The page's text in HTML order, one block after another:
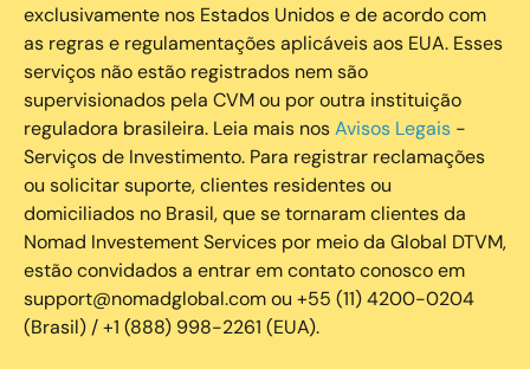
exclusivamente nos Estados Unidos e de acordo com
as regras e regulamentações aplicáveis aos EUA. Esses
serviços não estão registrados nem são
supervisionados pela CVM ou por outra instituição
reguladora brasileira. Leia mais nosAvisos Legais -
Serviços de Investimento. Para registrar reclamações
ou solicitar suporte, clientes residentes ou
domiciliados no Brasil, que se tornaram clientes da
Nomad Investement Services por meio da Global DTVM,
estão convidados a entrar em contato conosco em
support@nomadglobal.com ou +55 (11) 4200-0204
(Brasil) / +1 (888) 998-2261 (EUA).